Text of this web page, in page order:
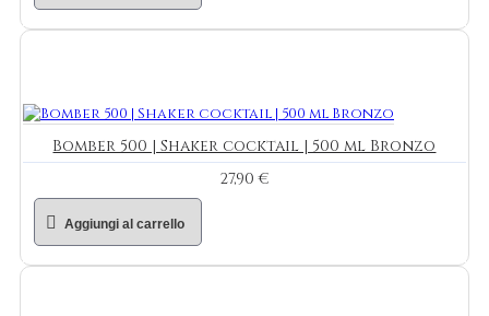
Bomber 500 | Shaker cocktail | 500 ml Bronzo
27,90 €
Aggiungi al carrello